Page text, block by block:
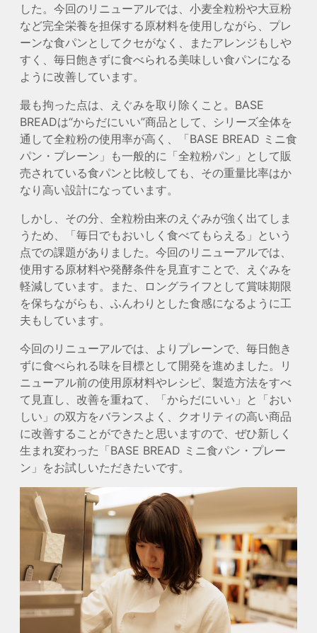
した。今回のリニューアルでは、小麦全粒粉や大豆粉
など完全栄養を担保する原材料を使用しながら、プレ
ーンな食パンとしてクセがなく、またアレンジもしや
すく、毎日飽きずに食べられる美味しい食パンになる
ように改善しています。
最も拘った点は、えぐみを取り除くこと。BASE
BREADは“からだにいい”商品として、シリーズ全体を
通して全粒粉の使用率が高く、「BASE BREAD ミニ食
パン・プレーン」も一般的に「全粒粉パン」として販
売されている食パンと比較しても、その重量比率はか
なり高い設計になっています。
しかし、その分、全粒粉由来のえぐみが強く出てしま
うため、「毎日でもおいしく食べてもらえる」という
点での課題がありました。今回のリニューアルでは、
使用する原材料や発酵条件を見直すことで、えぐみを
軽減しています。また、ロングライフとして賞味期限
を保ちながらも、ふんわりとした食感になるように工
夫もしています。
今回のリニューアルでは、よりプレーンで、毎日飽き
ずに食べられる味を目標として開発を進めました。リ
ニューアル前の使用原材料やレシピ、製造方法をすべ
て見直し、改善を重ねて、「からだにいい」と「おい
しい」の双方をバランスよく、クオリティの高い商品
に改善することができたと思いますので、ぜひ新しく
生まれ変わった「BASE BREAD ミニ食パン・プレー
ン」をお試しいただきたいです。